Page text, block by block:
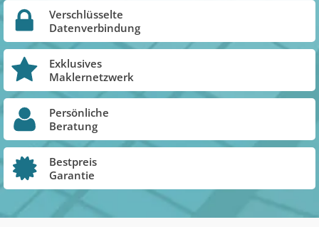
Verschlüsselte
Datenverbindung
Exklusives
Maklernetzwerk
Persönliche
Beratung
Bestpreis
Garantie